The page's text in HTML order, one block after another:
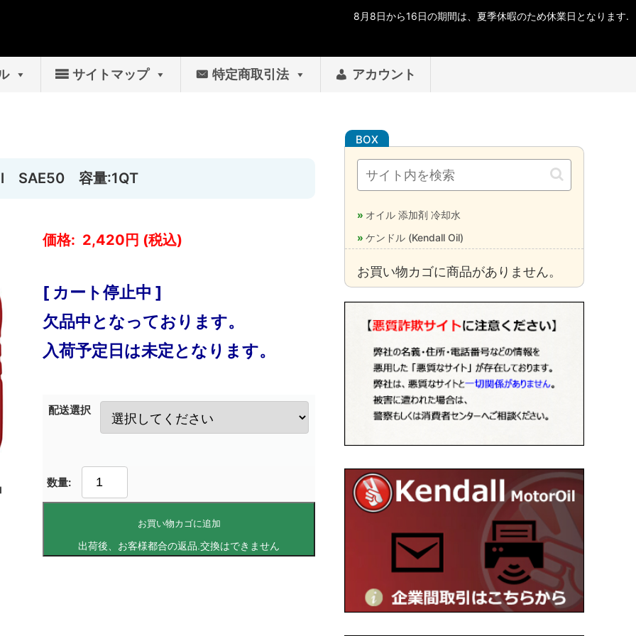
サイトマップ 特定商取引法 アカウント
SAE50 容量:1QT
2,420
[ カート停止中 ]
欠品中となっております。
入荷予定日は未定となります。
配送選択
お買い物カゴに追加
オイル 添加剤 冷却水
ケンドル (Kendall Oil)
お買い物カゴに商品がありません。